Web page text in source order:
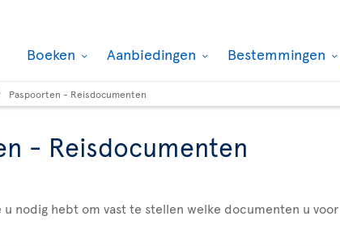
Boeken Aanbiedingen Bestemmingen
Paspoorten - Reisdocumenten
- Reisdocumenten
nodig hebt om vast te stellen welke documenten u voor